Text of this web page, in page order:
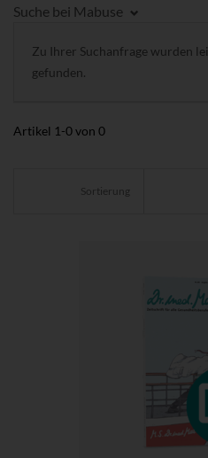
Suche bei Mabuse
Zu Ihrer Suchanfrage wurden
gefunden.
Artikel 1 -0von 0
Sortierung